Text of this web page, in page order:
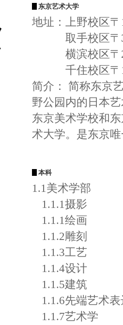
东京艺术大学
地址：上野校区
取手校区〒
横滨校区〒
千住校区〒
简介： 简称东京
野公园内的日本
东京美术学校和
术大学。是东京
本科
1.1美术学部
1.1.1摄影
1.1.1绘画
1.1.2雕刻
1.1.3工艺
1.1.4设计
1.1.5建筑
1.1.6先端艺术
1.1.7艺术学